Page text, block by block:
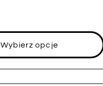
Wybierz opcje